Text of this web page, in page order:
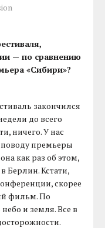
— по сравнению
«Сибири»?
закончился
до всего
ничего. У нас
премьеры
как раз об этом,
Берлин. Кстати,
скорее
фильм. По
и земля. Все в